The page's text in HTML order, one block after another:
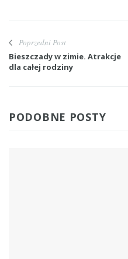
Poprzedni Post
Bieszczady w zimie. Atrakcje
dla całej rodziny
PODOBNE POSTY